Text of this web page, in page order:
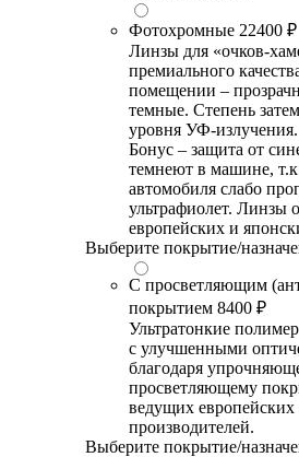
Фотохромные 22400 ₽
Линзы для «очков-
премиального
помещении –
темные. Степень
уровня УФ-
Бонус – защита от
темнеют в машине,
автомобиля слабо
ультрафиолет. Линзы
европейских и
Выберите покрытие/
С просветляющим
покрытием 8400 ₽
Ультратонкие
с улучшенными
благодаря
просветляющему
ведущих
производителей.
Выберите покрытие/